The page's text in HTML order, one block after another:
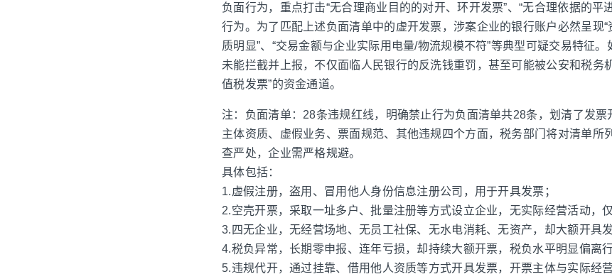
负面行为，重点打击“无合理商业目的的对开、环开发票”、“无合理依据的平
行为。为了匹配上述负面清单中的虚开发票，涉案企业的银行账户必然呈现“
质明显”、“交易金额与企业实际用电量/物流规模不符”等典型可疑交易特征
未能拦截并上报，不仅面临人民银行的反洗钱重罚，甚至可能被公安和税务
值税发票”的资金通道。
注：负面清单：28条违规红线，明确禁止行为负面清单共28条，划清了发票
主体资质、虚假业务、票面规范、其他违规四个方面，税务部门将对清单所
查严处，企业需严格规避。
具体包括：
1.虚假注册，盗用、冒用他人身份信息注册公司，用于开具发票；
2.空壳开票，采取一址多户、批量注册等方式设立企业，无实际经营活动，
3.四无企业，无经营场地、无员工社保、无水电消耗、无资产，却大额开具发
4.税负异常，长期零申报、连年亏损，却持续大额开票，税负水平明显偏离
5.违规代开，通过挂靠、借用他人资质等方式开具发票，开票主体与实际经营